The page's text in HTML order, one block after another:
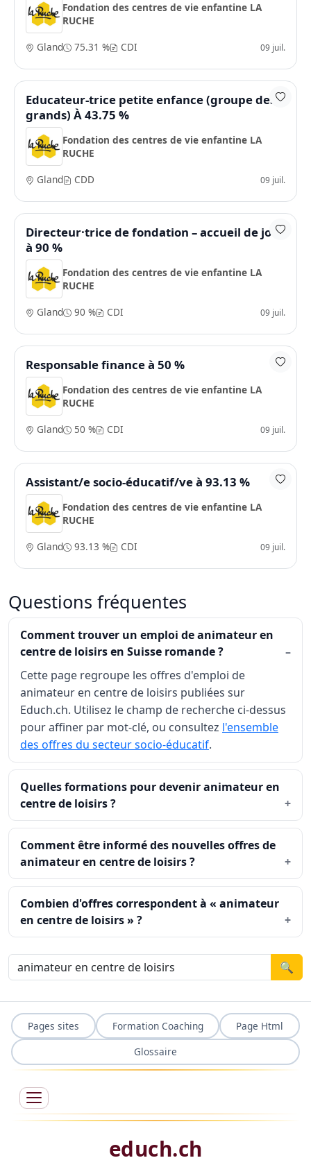
Fondation des centres de vie enfantine LA
RUCHE
Gland
75.31 % CDI 09 juil.
Educateur-trice petite enfance (groupe des
grands) À 43.75 %
Fondation des centres de vie enfantine LA
RUCHE
Gland
CDD 09 juil.
Directeur·trice de fondation – accueil de jour
à 90 %
Fondation des centres de vie enfantine LA
RUCHE
Gland
90 % CDI 09 juil.
Responsable finance à 50 %
Fondation des centres de vie enfantine LA
RUCHE
Gland
50 % CDI 09 juil.
Assistant/e socio-éducatif/ve à 93.13 %
Fondation des centres de vie enfantine LA
RUCHE
Gland
93.13 % CDI 09 juil.
Questions fréquentes
Comment trouver un emploi de animateur en
centre de loisirs en Suisse romande ?
Cette page regroupe les offres d'emploi de
animateur en centre de loisirs publiées sur
Educh.ch. Utilisez le champ de recherche ci-dessus
pour affiner par mot-clé, ou consultez l'ensemble
des offres du secteur socio-éducatif.
Quelles formations pour devenir animateur en
centre de loisirs ?
Comment être informé des nouvelles offres de
animateur en centre de loisirs ?
Combien d'offres correspondent à « animateur
en centre de loisirs » ?
🔍
Pages sites Formation Coaching
Page Html
Glossaire
educh.ch